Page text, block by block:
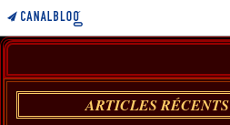
ARTICLES RÉCENTS